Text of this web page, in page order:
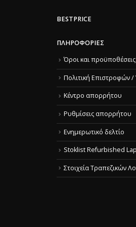
BESTPRICE
ΠΛΗΡΟΦΟΡΊΕΣ
Όροι και προϋποθέσεις
Πολιτική Επιστροφών
Κέντρο απορρήτου
Ρυθμίσεις απορρήτου
Ενημερωτικό δελτίο
Stoklist Refurbished
Στοιχεία Τραπεζικών